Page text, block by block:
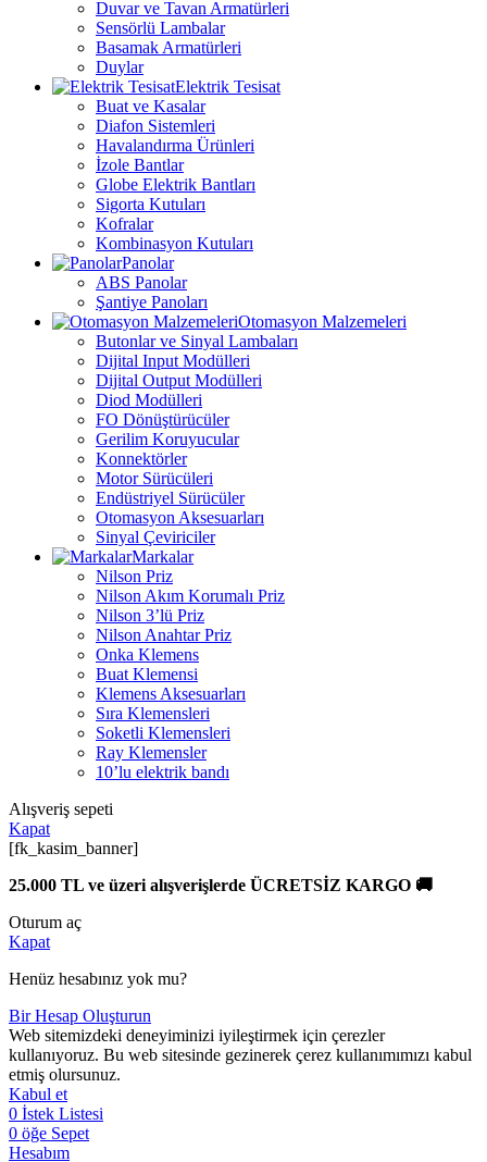
Duvar ve Tavan Armatürleri
Sensörlü Lambalar
Basamak Armatürleri
Duylar
Elektrik Tesisat
Buat ve Kasalar
Diafon Sistemleri
Havalandırma Ürünleri
İzole Bantlar
Globe Elektrik Bantları
Sigorta Kutuları
Kofralar
Kombinasyon Kutuları
Panolar
ABS Panolar
Şantiye Panoları
Otomasyon Malzemeleri
Butonlar ve Sinyal Lambaları
Dijital Input Modülleri
Dijital Output Modülleri
Diod Modülleri
FO Dönüştürücüler
Gerilim Koruyucular
Konnektörler
Motor Sürücüleri
Endüstriyel Sürücüler
Otomasyon Aksesuarları
Sinyal Çeviriciler
Markalar
Nilson Priz
Nilson Akım Korumalı Priz
Nilson 3’lü Priz
Nilson Anahtar Priz
Onka Klemens
Buat Klemensi
Klemens Aksesuarları
Sıra Klemensleri
Soketli Klemensleri
Ray Klemensler
10’lu elektrik bandı
Alışveriş sepeti
Kapat
[fk_kasim_banner]
25.000 TL ve üzeri alışverişlerde ÜCRETSİZ KARGO 🚚
Oturum aç
Kapat
Henüz hesabınız yok mu?
Bir Hesap Oluşturun
Web sitemizdeki deneyiminizi iyileştirmek için çerezler
kullanıyoruz. Bu web sitesinde gezinerek çerez kullanımımızı kabul
etmiş olursunuz.
Kabul et
0 İstek Listesi
0 öğe Sepet
Hesabım